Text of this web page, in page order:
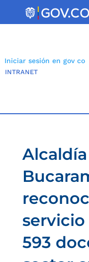
Iniciar sesión en gov co
INTRANET
593